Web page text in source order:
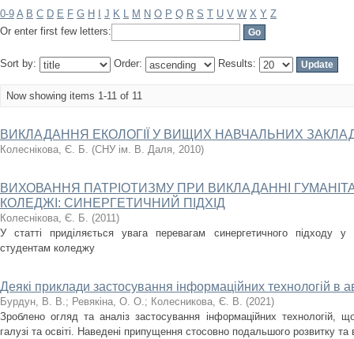
0-9 A B C D E F G H J K L M N O P Q R S T U V W X Y Z
Or enter first few letters:
Sort by: Order: Results:
Now showing items 1-11 of 11
ВИКЛАДАННЯ ЕКОЛОГІЇ У ВИЩИХ НАВЧАЛЬНИХ
Колеснікова, Є. Б. (СНУ ім. В. Даля, 2010)
ВИХОВАННЯ ПАТРІОТИЗМУ ПРИ ВИКЛАДАННІ
КОЛЕДЖІ: СИНЕРГЕТИЧНИЙ ПІДХІД
Колеснікова, Є. Б. (2011)
У статті приділяється увага перевагам синергетичного підходу у
студентам коледжу
Деякі приклади застосування інформаційних технологій в
Бурдун, В. В.; Ревякіна, О. О.; Колесникова, Є. В. (2021)
Зроблено огляд та аналіз застосування інформаційних технологій,
галузі та освіті. Наведені припущення стосовно подальшого розвитку